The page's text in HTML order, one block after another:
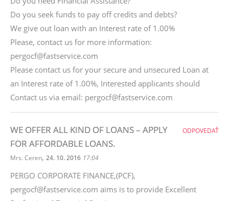
Do you seek funds to pay off credits and debts?
We give out loan with an Interest rate of 1.00%
Please, contact us for more information:
pergocf@fastservice.com
Please contact us for your secure and unsecured Loan at
an Interest rate of 1.00%, Interested applicants should
Contact us via email: pergocf@fastservice.com
WE OFFER ALL KIND OF LOANS – APPLY
FOR AFFORDABLE LOANS.
Mrs. Ceren, 24. 10. 2016 17:04
PERGO CORPORATE FINANCE,(PCF),
pergocf@fastservice.com aims is to provide Excellent
ODPOVEDAŤ